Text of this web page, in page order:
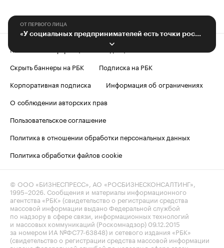
ОТ ПЕРВОГО ЛИЦА
«У социальных предпринимателей есть точки роста»
Контактная информация
Редакция
Скрыть баннеры на РБК
Подписка на РБК
Корпоративная подписка
Информация об ограничениях
О соблюдении авторских прав
Пользовательское соглашение
Политика в отношении обработки персональных данных
Политика обработки файлов cookie
© ООО «БИЗНЕСПРЕСС», АО «РОСБИЗНЕСКОНСАЛТИНГ»,
1995–2026 . Сообщения и материалы информационного
агентства «РБК» (свидетельство о регистрации средства
массовой информации выдано Федеральной службой
по надзору в сфере связи, информационных технологий
и массовых коммуникаций (Роскомнадзор) 09.12.2015
за номером ИА №ФС77-63848) и сетевого издания «РБК»
(свидетельство о регистрации средства массовой информации